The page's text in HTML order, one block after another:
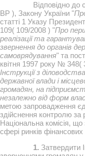
Відповідно до
ВР ), Закону України "
статті 1 Указу
109( 109/2008 ) "Про
реалізації та
звернення до органів
самоврядування" та
квітня 1997 року № 348(
Інструкції з
державної влади і
громадян, на
незалежно від форм
метою запровадження
здійснення контролю
Національна комісія,
сфері ринків
1. Затвердити